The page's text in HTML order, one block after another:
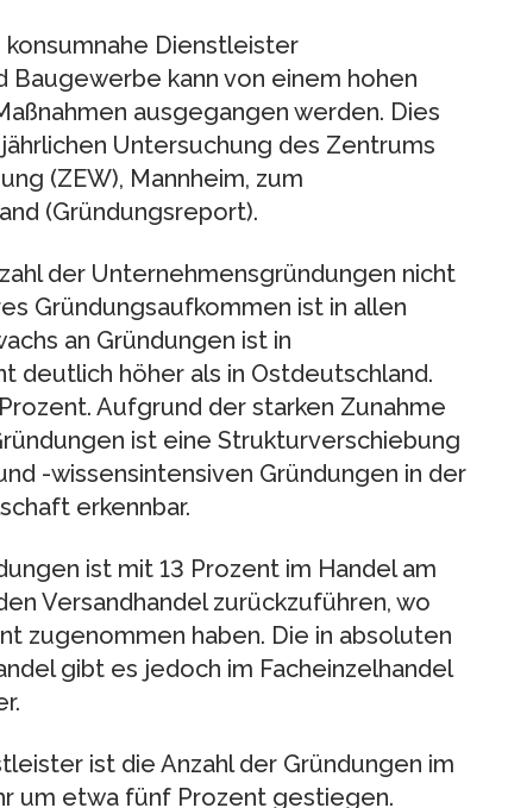
konsumnahe Dienstleister
kann von einem hohen
ausgegangen werden. Dies
Untersuchung des Zentrums
(ZEW), Mannheim, zum
(Gründungsreport).
der Unternehmensgründungen nicht
Gründungsaufkommen ist in allen
an Gründungen ist in
deutlich höher als in Ostdeutschland.
Aufgrund der starken Zunahme
ist eine Strukturverschiebung
-wissensintensiven Gründungen in der
erkennbar.
ist mit 13 Prozent im Handel am
Versandhandel zurückzuführen, wo
zugenommen haben. Die in absoluten
gibt es jedoch im Facheinzelhandel
ist die Anzahl der Gründungen im
um etwa fünf Prozent gestiegen.